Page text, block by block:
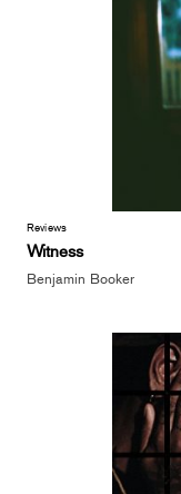
Reviews
Witness
Benjamin Booker